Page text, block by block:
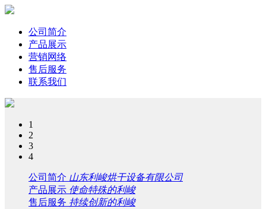
公司简介
产品展示
营销网络
售后服务
联系我们
1
2
3
4
公司简介 山东利峻烘干设备有限公司
产品展示 使命特殊的利峻
售后服务 持续创新的利峻